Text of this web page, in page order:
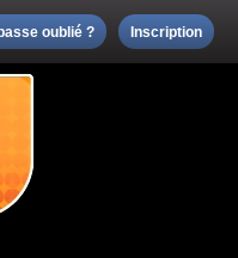
oublié ? Inscription